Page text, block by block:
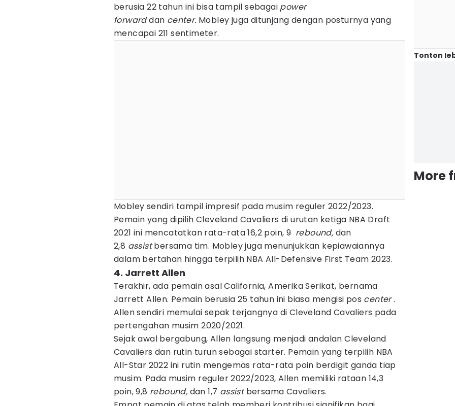
berusia 22 tahun ini bisa tampil sebagai power
forwarddan center. Mobley juga ditunjang dengan posturnya yang
mencapai 211 sentimeter.
Mobley sendiri tampil impresif pada musim reguler 2022/2023.
Pemain yang dipilih Cleveland Cavaliers di urutan ketiga NBA Draft
2021 ini mencatatkan rata-rata 16,2 poin, 9 rebound, dan
2,8 assistbersama tim. Mobley juga menunjukkan kepiawaiannya
dalam bertahan hingga terpilih NBA All-Defensive First Team 2023.
4. Jarrett Allen
Terakhir, ada pemain asal California, Amerika Serikat, bernama
Jarrett Allen. Pemain berusia 25 tahun ini biasa mengisi pos center.
Allen sendiri memulai sepak terjangnya di Cleveland Cavaliers pada
pertengahan musim 2020/2021.
Sejak awal bergabung, Allen langsung menjadi andalan Cleveland
Cavaliers dan rutin turun sebagai starter. Pemain yang terpilih NBA
All-Star 2022 ini rutin mengemas rata-rata poin berdigit ganda tiap
musim. Pada musim reguler 2022/2023, Allen memiliki rataan 14,3
poin, 9,8 rebound, dan 1,7 assistbersama Cavaliers.
Tonton
More